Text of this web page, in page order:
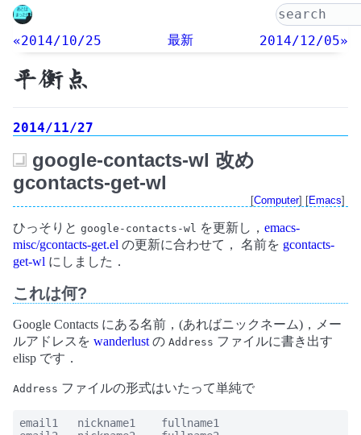
«2014/10/25 最新 2014/12/05»
平衡点
2014/11/27
google-contacts-wl 改め
gcontacts-get-wl
[Computer] [Emacs]
ひっそりと google-contacts-wl を更新し， emacs-
misc/gcontacts-get.el の更新に合わせて， 名前を gcontacts-
get-wl にしました．
これは何?
Google Contacts にある名前，(あればニックネーム)，メー
ルアドレスを wanderlust の Address ファイルに書き出す
elisp です．
Address ファイルの形式はいたって単純で
email1   nickname1    fullname1